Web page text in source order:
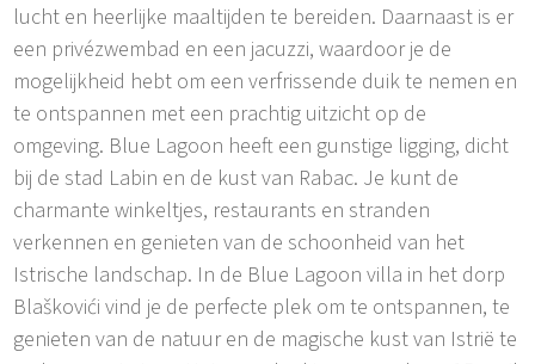
lucht en heerlijke maaltijden te bereiden. Daarnaast is er
een privézwembad en een jacuzzi, waardoor je de
mogelijkheid hebt om een verfrissende duik te nemen en
te ontspannen met een prachtig uitzicht op de
omgeving. Blue Lagoon heeft een gunstige ligging, dicht
bij de stad Labin en de kust van Rabac. Je kunt de
charmante winkeltjes, restaurants en stranden
verkennen en genieten van de schoonheid van het
Istrische landschap. In de Blue Lagoon villa in het dorp
Blaškovići vind je de perfecte plek om te ontspannen, te
genieten van de natuur en de magische kust van Istrië te